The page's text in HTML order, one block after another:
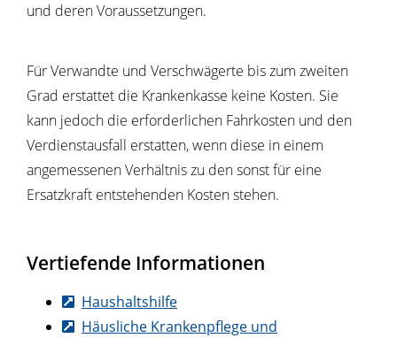
und deren Voraussetzungen.
Für Verwandte und Verschwägerte bis zum zweiten
Grad erstattet die Krankenkasse keine Kosten. Sie
kann jedoch die erforderlichen Fahrkosten und den
Verdienstausfall erstatten, wenn diese in einem
angemessenen Verhältnis zu den sonst für eine
Ersatzkraft entstehenden Kosten stehen.
Vertiefende Informationen
Haushaltshilfe
Häusliche Krankenpflege und